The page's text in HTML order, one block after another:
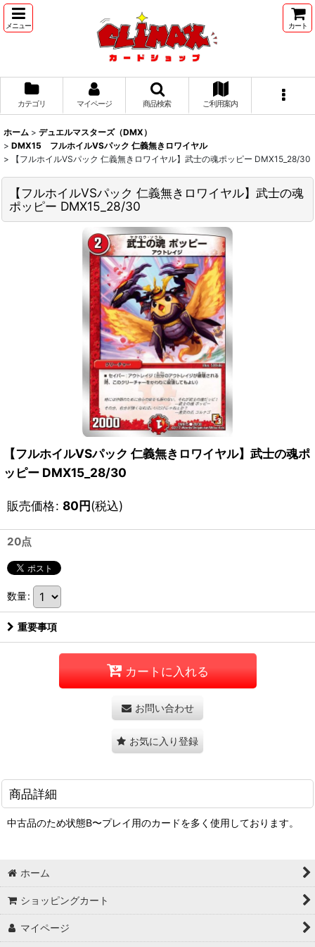
メニュー カート
カテゴリ マイページ 商品検索 ご利用案内
ホーム > デュエルマスターズ（DMX）
> DMX15 フルホイルVSパック 仁義無きロワイヤル
>
【フルホイルVSパック 仁義無きロワイヤル】武士の魂ポッピー DMX15_28/30
【フルホイルVSパック 仁義無きロワイヤル】武士の魂
ポッピー DMX15_28/30
【フルホイルVSパック 仁義無きロワイヤル】武士の魂ポ
ッピー DMX15_28/30
販売価格: 80円(税込)
20点
数量:
重要事項
カートに入れる
お問い合わせ
お気に入り登録
商品詳細
中古品のため状態B〜プレイ用のカードを多く使用しております。
ホーム
ショッピングカート
マイページ